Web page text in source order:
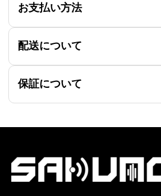
お支払い方法
配送について
保証について